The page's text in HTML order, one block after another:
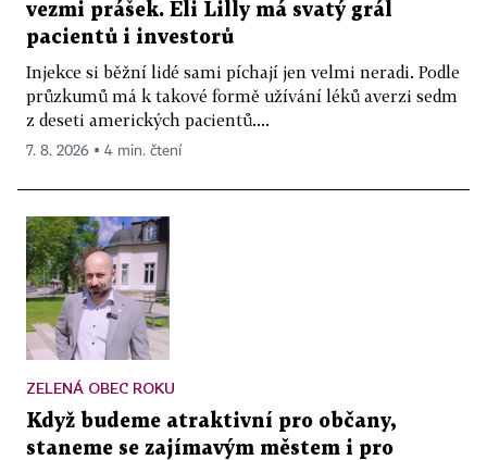
vezmi prášek. Eli Lilly má svatý grál
pacientů i investorů
Injekce si běžní lidé sami píchají jen velmi neradi. Podle
průzkumů má k takové formě užívání léků averzi sedm
z deseti amerických pacientů....
7. 8. 2026 ▪ 4 min. čtení
ZELENÁ OBEC ROKU
Když budeme atraktivní pro občany,
staneme se zajímavým městem i pro